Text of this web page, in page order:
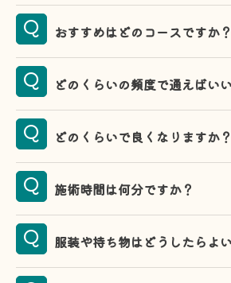
おすすめはどのコースですか？
どのくらいの頻度で通えばい
どのくらいで良くなりますか？
施術時間は何分ですか？
服装や持ち物はどうしたらよ